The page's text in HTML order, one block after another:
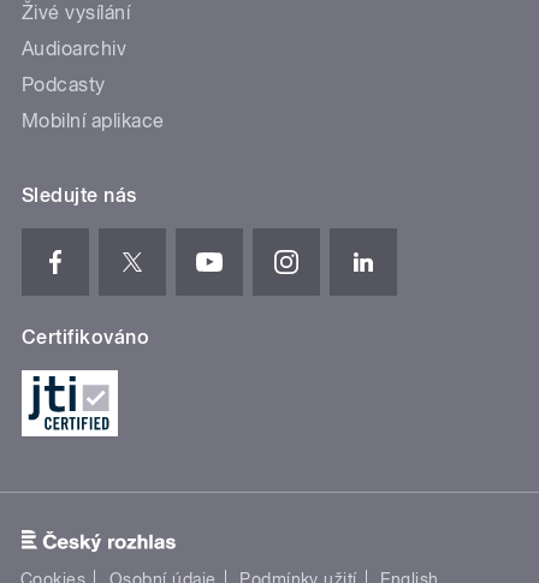
Živé vysílání
Audioarchiv
Podcasty
Mobilní aplikace
Sledujte nás
Certifikováno
Cookies Osobní údaje Podmínky užití English